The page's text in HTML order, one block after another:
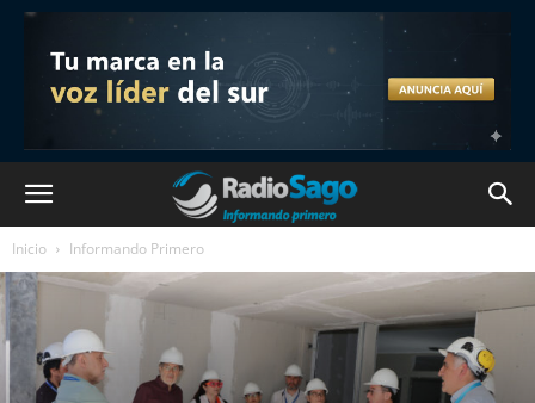
Inicio Informando Primero